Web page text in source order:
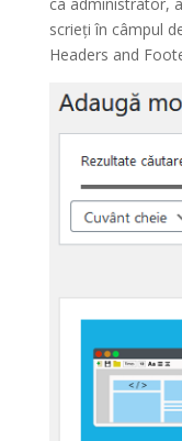
scrieți în câmpul
Headers and